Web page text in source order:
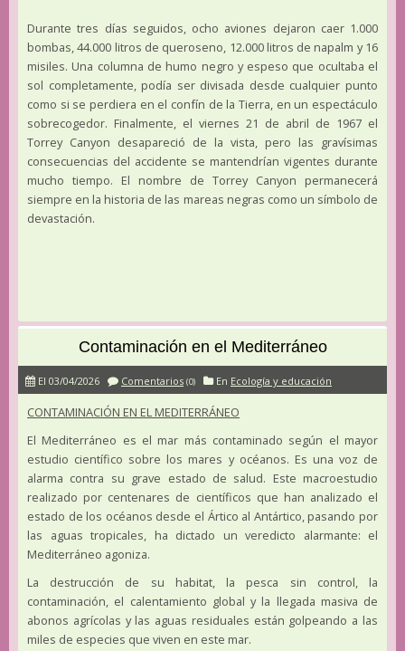
Durante tres días seguidos, ocho aviones dejaron caer 1.000
bombas, 44.000 litros de queroseno, 12.000 litros de napalm y 16
misiles. Una columna de humo negro y espeso que ocultaba el
sol completamente, podía ser divisada desde cualquier punto
como si se perdiera en el confín de la Tierra, en un espectáculo
sobrecogedor. Finalmente, el viernes 21 de abril de 1967 el
Torrey Canyon desapareció de la vista, pero las gravísimas
consecuencias del accidente se mantendrían vigentes durante
mucho tiempo. El nombre de Torrey Canyon permanecerá
siempre en la historia de las mareas negras como un símbolo de
devastación.
Contaminación en el Mediterráneo
El 03/04/2026 Comentarios (0) En Ecología y educación
CONTAMINACIÓN EN EL MEDITERRÁNEO
El Mediterráneo es el mar más contaminado según el mayor
estudio científico sobre los mares y océanos. Es una voz de
alarma contra su grave estado de salud. Este macroestudio
realizado por centenares de científicos que han analizado el
estado de los océanos desde el Ártico al Antártico, pasando por
las aguas tropicales, ha dictado un veredicto alarmante: el
Mediterráneo agoniza.
La destrucción de su habitat, la pesca sin control, la
contaminación, el calentamiento global y la llegada masiva de
abonos agrícolas y las aguas residuales están golpeando a las
miles de especies que viven en este mar.